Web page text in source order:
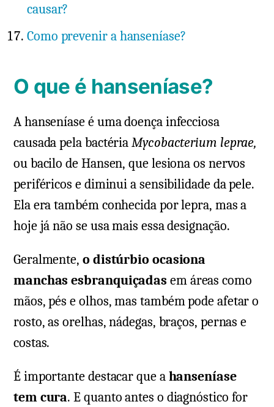
causar?
Como prevenir a hanseníase?
O que é hanseníase?
A hanseníase é uma doença infecciosa
causada pela bactériaMycobacterium leprae,
ou bacilo de Hansen, que lesiona os nervos
periféricos e diminui a sensibilidade da pele.
Ela era também conhecida por lepra, mas a
hoje já não se usa mais essa designação.
Geralmente, o distúrbio ocasiona
manchas esbranquiçadas em áreas como
mãos, pés e olhos, mas também pode afetar o
rosto, as orelhas, nádegas, braços, pernas e
costas.
É importante destacar que ahanseníase
tem cura. E quanto antes o diagnóstico for